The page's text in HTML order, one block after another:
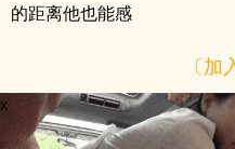
的距离他也能感
〔加
x